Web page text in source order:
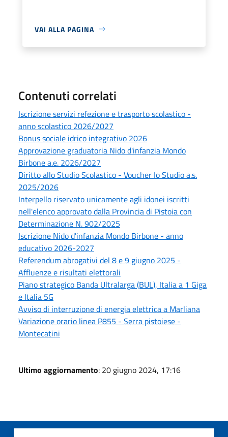
VAI ALLA PAGINA
Contenuti correlati
Iscrizione servizi refezione e trasporto scolastico -
anno scolastico 2026/2027
Bonus sociale idrico integrativo 2026
Approvazione graduatoria Nido d'infanzia Mondo
Birbone a.e. 2026/2027
Diritto allo Studio Scolastico - Voucher Io Studio a.s.
2025/2026
Interpello riservato unicamente agli idonei iscritti
nell'elenco approvato dalla Provincia di Pistoia con
Determinazione N. 902/2025
Iscrizione Nido d'infanzia Mondo Birbone - anno
educativo 2026-2027
Referendum abrogativi del 8 e 9 giugno 2025 -
Affluenze e risultati elettorali
Piano strategico Banda Ultralarga (BUL), Italia a 1 Giga
e Italia 5G
Avviso di interruzione di energia elettrica a Marliana
Variazione orario linea P855 - Serra pistoiese -
Montecatini
Ultimo aggiornamento: 20 giugno 2024, 17:16